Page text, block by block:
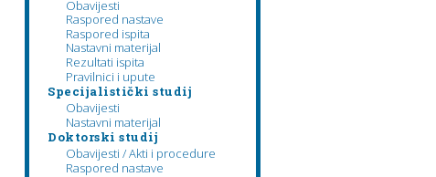
Obavijesti
Raspored nastave
Raspored ispita
Nastavni materijal
Rezultati ispita
Pravilnici i upute
Specijalistički studij
Obavijesti
Nastavni materijal
Doktorski studij
Obavijesti / Akti i procedure
Raspored nastave